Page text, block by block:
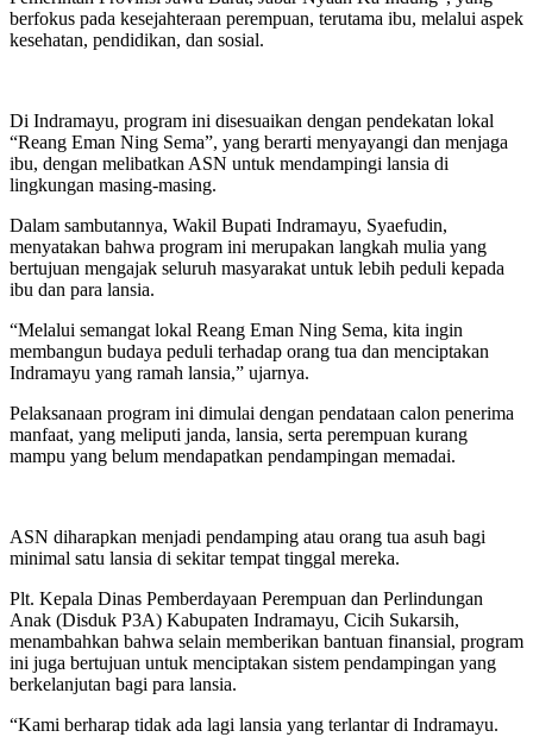
berfokus pada kesejahteraan perempuan, terutama ibu, melalui aspek
kesehatan, pendidikan, dan sosial.
Di Indramayu, program ini disesuaikan dengan pendekatan lokal
“Reang Eman Ning Sema”, yang berarti menyayangi dan menjaga
ibu, dengan melibatkan ASN untuk mendampingi lansia di
lingkungan masing-masing.
Dalam sambutannya, Wakil Bupati Indramayu, Syaefudin,
menyatakan bahwa program ini merupakan langkah mulia yang
bertujuan mengajak seluruh masyarakat untuk lebih peduli kepada
ibu dan para lansia.
“Melalui semangat lokal Reang Eman Ning Sema, kita ingin
membangun budaya peduli terhadap orang tua dan menciptakan
Indramayu yang ramah lansia,” ujarnya.
Pelaksanaan program ini dimulai dengan pendataan calon penerima
manfaat, yang meliputi janda, lansia, serta perempuan kurang
mampu yang belum mendapatkan pendampingan memadai.
ASN diharapkan menjadi pendamping atau orang tua asuh bagi
minimal satu lansia di sekitar tempat tinggal mereka.
Plt. Kepala Dinas Pemberdayaan Perempuan dan Perlindungan
Anak (Disduk P3A) Kabupaten Indramayu, Cicih Sukarsih,
menambahkan bahwa selain memberikan bantuan finansial, program
ini juga bertujuan untuk menciptakan sistem pendampingan yang
berkelanjutan bagi para lansia.
“Kami berharap tidak ada lagi lansia yang terlantar di Indramayu.